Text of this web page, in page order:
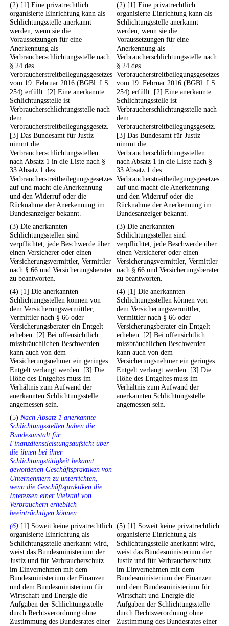
(2) [1] Eine privatrechtlich
organisierte Einrichtung kann als
Schlichtungsstelle anerkannt
werden, wenn sie die
Voraussetzungen für eine
Anerkennung als
Verbraucherschlichtungsstelle nach
§ 24 des
Verbraucherstreitbeilegungsgesetzes
vom 19. Februar 2016 (BGBl. I S.
254) erfüllt. [2] Eine anerkannte
Schlichtungsstelle ist
Verbraucherschlichtungsstelle nach
dem
Verbraucherstreitbeilegungsgesetz.
[3] Das Bundesamt für Justiz
nimmt die
Verbraucherschlichtungsstellen
nach Absatz 1 in die Liste nach §
33 Absatz 1 des
Verbraucherstreitbeilegungsgesetzes
auf und macht die Anerkennung
und den Widerruf oder die
Rücknahme der Anerkennung im
Bundesanzeiger bekannt.
(2) [1] Eine privatrechtlich
organisierte Einrichtung kann als
Schlichtungsstelle anerkannt
werden, wenn sie die
Voraussetzungen für eine
Anerkennung als
Verbraucherschlichtungsstelle nach
§ 24 des
Verbraucherstreitbeilegungsgesetzes
vom 19. Februar 2016 (BGBl. I S.
254) erfüllt. [2] Eine anerkannte
Schlichtungsstelle ist
Verbraucherschlichtungsstelle nach
dem
Verbraucherstreitbeilegungsgesetz.
[3] Das Bundesamt für Justiz
nimmt die
Verbraucherschlichtungsstellen
nach Absatz 1 in die Liste nach §
33 Absatz 1 des
Verbraucherstreitbeilegungsgesetzes
auf und macht die Anerkennung
und den Widerruf oder die
Rücknahme der Anerkennung im
Bundesanzeiger bekannt.
(3) Die anerkannten
Schlichtungsstellen sind
verpflichtet, jede Beschwerde über
einen Versicherer oder einen
Versicherungsvermittler, Vermittler
nach § 66 und Versicherungsberater
zu beantworten.
(3) Die anerkannten
Schlichtungsstellen sind
verpflichtet, jede Beschwerde über
einen Versicherer oder einen
Versicherungsvermittler, Vermittler
nach § 66 und Versicherungsberater
zu beantworten.
(4) [1] Die anerkannten
Schlichtungsstellen können von
dem Versicherungsvermittler,
Vermittler nach § 66 oder
Versicherungsberater ein Entgelt
erheben. [2] Bei offensichtlich
missbräuchlichen Beschwerden
kann auch von dem
Versicherungsnehmer ein geringes
Entgelt verlangt werden. [3] Die
Höhe des Entgeltes muss im
Verhältnis zum Aufwand der
anerkannten Schlichtungsstelle
angemessen sein.
(4) [1] Die anerkannten
Schlichtungsstellen können von
dem Versicherungsvermittler,
Vermittler nach § 66 oder
Versicherungsberater ein Entgelt
erheben. [2] Bei offensichtlich
missbräuchlichen Beschwerden
kann auch von dem
Versicherungsnehmer ein geringes
Entgelt verlangt werden. [3] Die
Höhe des Entgeltes muss im
Verhältnis zum Aufwand der
anerkannten Schlichtungsstelle
angemessen sein.
(5) Nach Absatz 1 anerkannte
Schlichtungsstellen haben die
Bundesanstalt für
Finanzdienstleistungsaufsicht über
die ihnen bei ihrer
Schlichtungstätigkeit bekannt
gewordenen Geschäftspraktiken von
Unternehmern zu unterrichten,
wenn die Geschäftspraktiken die
Interessen einer Vielzahl von
Verbrauchern erheblich
beeinträchtigen können.
(6) [1] Soweit keine privatrechtlich
organisierte Einrichtung als
Schlichtungsstelle anerkannt wird,
weist das Bundesministerium der
Justiz und für Verbraucherschutz
im Einvernehmen mit dem
Bundesministerium der Finanzen
und dem Bundesministerium für
Wirtschaft und Energie die
Aufgaben der Schlichtungsstelle
durch Rechtsverordnung ohne
Zustimmung des Bundesrates einer
(5) [1] Soweit keine privatrechtlich
organisierte Einrichtung als
Schlichtungsstelle anerkannt wird,
weist das Bundesministerium der
Justiz und für Verbraucherschutz
im Einvernehmen mit dem
Bundesministerium der Finanzen
und dem Bundesministerium für
Wirtschaft und Energie die
Aufgaben der Schlichtungsstelle
durch Rechtsverordnung ohne
Zustimmung des Bundesrates einer